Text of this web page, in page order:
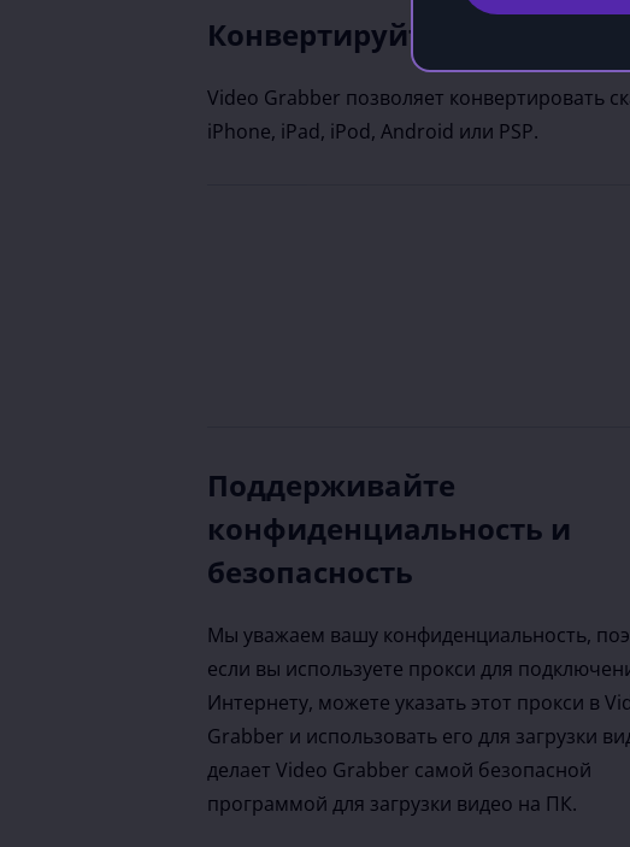
Конвертируйте видео в
Video Grabber позволяет конвертировать
iPhone, iPad, iPod, Android или PSP.
Поддерживайте
конфиденциальность и
безопасность
Мы уважаем вашу конфиденциальность,
если вы используете прокси для
Интернету, можете указать этот прокси в
Grabber и использовать его для загрузки
делает Video Grabber самой безопасной
программой для загрузки видео на ПК.